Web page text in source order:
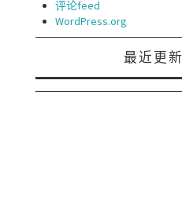
评论feed
WordPress.org
最近更新